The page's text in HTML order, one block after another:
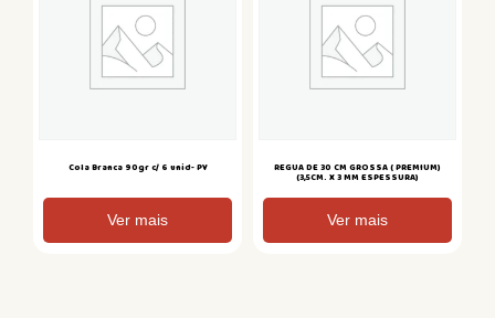
Cola Branca 90gr c/ 6 unid- PY
Ver mais
REGUA DE 30 CM GROSSA ( PREMIUM)
(3,5CM. X 3 MM ESPESSURA)
Ver mais